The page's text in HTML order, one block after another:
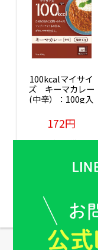
100kcalマイサイ
ズ　キーマカレー
(中辛）：100g入
172円
販売価格(税込)